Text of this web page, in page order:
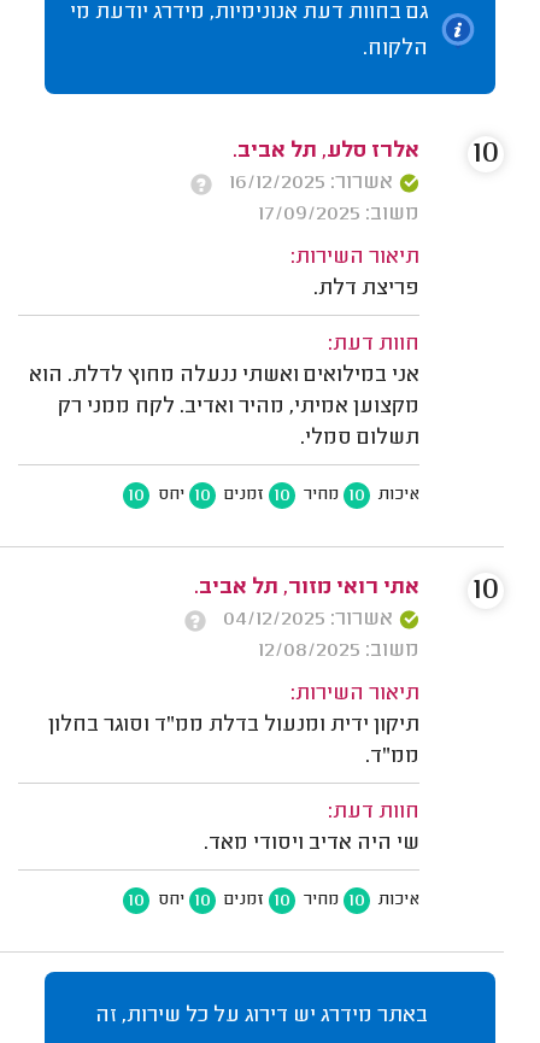
גם בחוות דעת אנונימיות, מידרג יודעת מי
הלקוח.
אלרז סלע, תל אביב.
אשרור: 16/12/2025
משוב: 17/09/2025
תיאור השירות:
פריצת דלת.
חוות דעת:
אני במילואים ואשתי ננעלה מחוץ לדלת. הוא
מקצוען אמיתי, מהיר ואדיב. לקח ממני רק
תשלום סמלי.
איכות 10 מחיר 10 זמנים 10 יחס 10
10
אתי רואי מזור, תל אביב.
אשרור: 04/12/2025
משוב: 12/08/2025
תיאור השירות:
תיקון ידית ומנעול בדלת ממ"ד וסוגר בחלון
ממ"ד.
חוות דעת:
שי היה אדיב ויסודי מאד.
איכות 10 מחיר 10 זמנים 10 יחס 10
10
באתר מידרג יש דירוג על כל שירות, זה